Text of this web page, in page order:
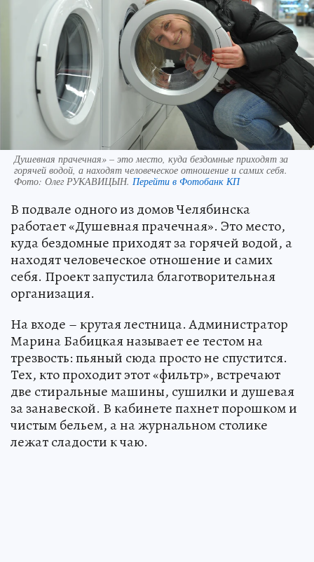
Душевная прачечная» – это место, куда бездомные приходят за
горячей водой, а находят человеческое отношение и самих себя.
Фото: Олег РУКАВИЦЫН. Перейти в Фотобанк КП
В подвале одного из домов Челябинска
работает «Душевная прачечная». Это место,
куда бездомные приходят за горячей водой, а
находят человеческое отношение и самих
себя. Проект запустила благотворительная
организация.
На входе – крутая лестница. Администратор
Марина Бабицкая называет ее тестом на
трезвость: пьяный сюда просто не спустится.
Тех, кто проходит этот «фильтр», встречают
две стиральные машины, сушилки и душевая
за занавеской. В кабинете пахнет порошком и
чистым бельем, а на журнальном столике
лежат сладости к чаю.